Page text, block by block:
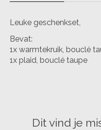
Leuke geschenkset,
Bevat:
1x warmtekruik, bouclé
1x plaid, bouclé taupe
Dit vind je